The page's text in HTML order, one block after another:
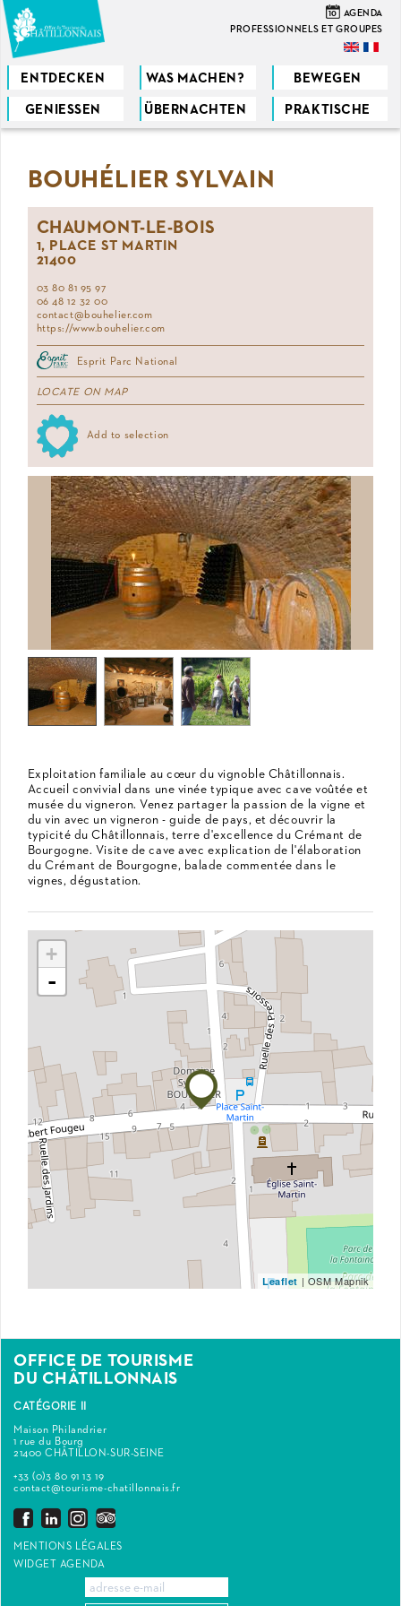
Direkt
zum
Inhalt
10
AGENDA
PROFESSIONNELS ET GROUPES
ENTDECKEN WAS MACHEN? BEWEGEN
GENIESSEN ÜBERNACHTEN PRAKTISCHE
Sie
hierBOUHÉLIER SYLVAIN
CHAUMONT-LE-BOIS
1, PLACE ST MARTIN
21400
03 80 81 95 97
06 48 12 32 00
contact@bouhelier.com
https://www.bouhelier.com
Esprit Parc National
LOCATE ON MAP
Add to selection
Exploitation familiale au cœur du vignoble Châtillonnais.
Accueil convivial dans une vinée typique avec cave voûtée et
musée du vigneron. Venez partager la passion de la vigne et
du vin avec un vigneron - guide de pays, et découvrir la
typicité du Châtillonnais, terre d'excellence du Crémant de
Bourgogne. Visite de cave avec explication de l'élaboration
du Crémant de Bourgogne, balade commentée dans le
vignes, dégustation.
+
-
Leaflet | OSM Mapnik
OFFICE DE TOURISME
DU CHÂTILLONNAIS
CATÉGORIE II
Maison Philandrier
1 rue du Bourg
21400 CHÂTILLON-SUR-SEINE
+33 (0)3 80 91 13 19
contact@tourisme-chatillonnais.fr
MENTIONS LÉGALES
WIDGET AGENDA